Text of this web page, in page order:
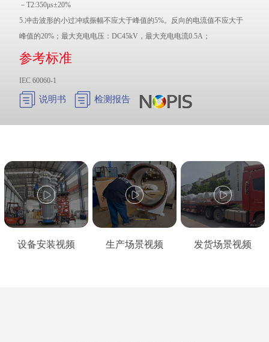
－T2:350μs±20%
5.冲击波形的小过冲或振幅不应大于峰值的5%。反向的电流值不应大于
峰值的20%；最大充电电压：DC45kV，最大充电电流0.5A；
参考标准
IEC 60060-1
 说明书  检测报告
设备安装视频 生产场景视频 发货场景视频